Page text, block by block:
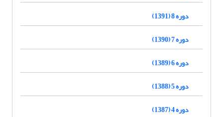
دوره 8 (1391)
دوره 7 (1390)
دوره 6 (1389)
دوره 5 (1388)
دوره 4 (1387)